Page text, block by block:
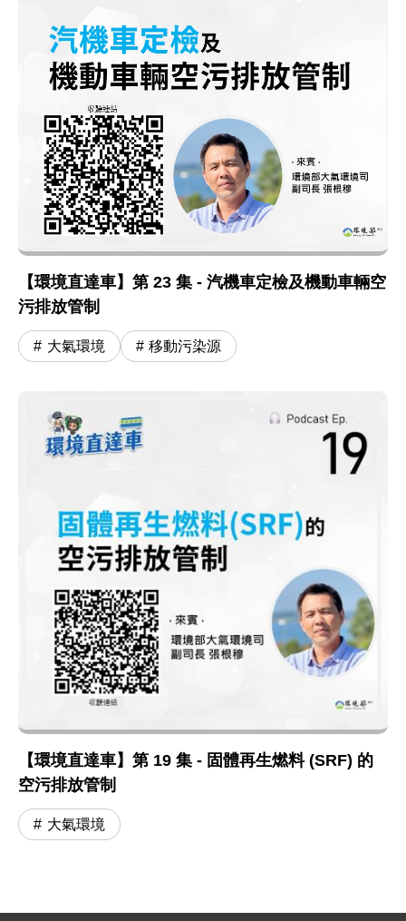
【環境直達車】第 23 集 - 汽機車定檢及機動車輛空
污排放管制
大氣環境 移動污染源
【環境直達車】第 19 集 - 固體再生燃料 (SRF) 的
空污排放管制
大氣環境